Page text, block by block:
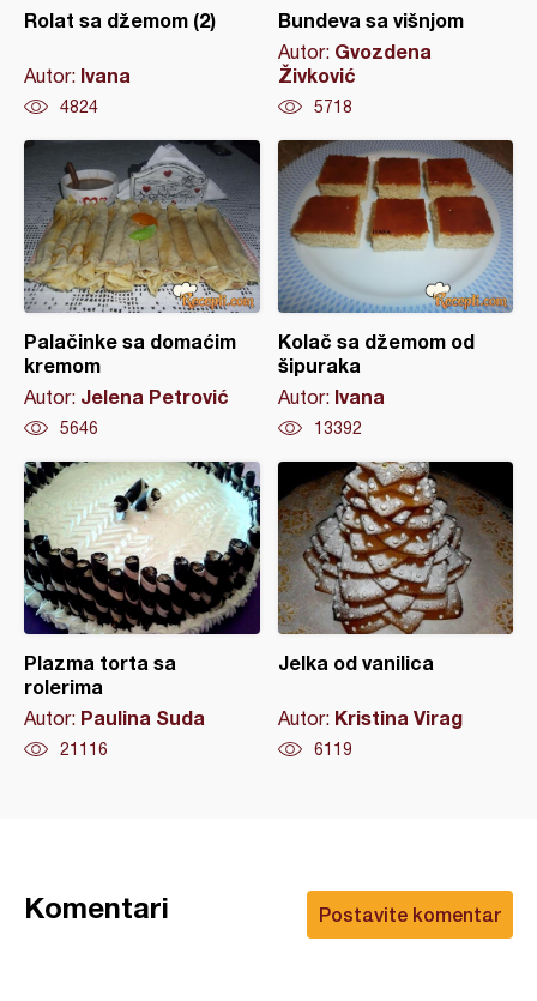
Rolat sa džemom (2)
Autor: Ivana
4824
Bundeva sa višnjom
Autor: Gvozdena
Živković
5718
Palačinke sa domaćim
kremom
Autor: Jelena Petrović
5646
Kolač sa džemom od
šipuraka
Autor: Ivana
13392
Plazma torta sa
rolerima
Autor: Paulina Suda
21116
Jelka od vanilica
Autor: Kristina Virag
6119
Postavite komentar
Komentari